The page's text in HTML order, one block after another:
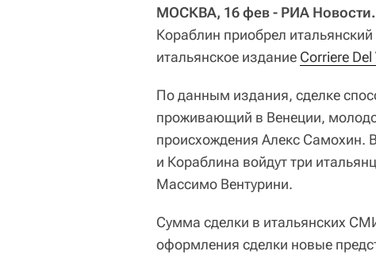
МОСКВА, 16 фев - РИА Новости.
Кораблин приобрел
итальянское издание Corriere
По данным издания, сделке
проживающий в Венеции,
происхождения Алекс Самохин.
и Кораблина войдут три
Массимо Вентурини.
Сумма сделки в итальянских
оформления сделки новые